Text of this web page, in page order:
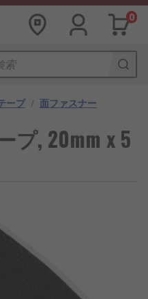
0
ープ / 面ファスナー
プ, 20mm x 5